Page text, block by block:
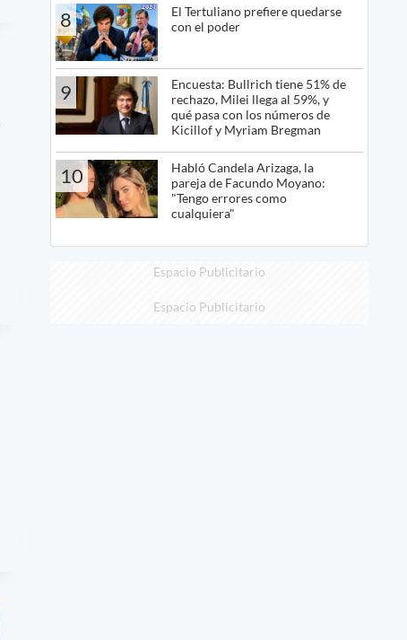
8
El Tertuliano prefiere quedarse
con el poder
9
Encuesta: Bullrich tiene 51% de
rechazo, Milei llega al 59%, y
qué pasa con los números de
Kicillof y Myriam Bregman
10
Habló Candela Arizaga, la
pareja de Facundo Moyano:
"Tengo errores como
cualquiera"
Espacio Publicitario
Espacio Publicitario